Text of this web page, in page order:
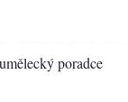
poradce